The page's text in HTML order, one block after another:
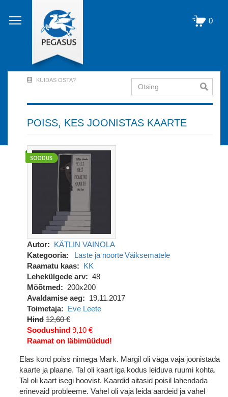
edasi
põhisisu
0
Account
Menu
out)
KUIDAS OSTA? Otsing
POISS, KES JOONISTAS KAARTE
Autor
KÄTLIN VAINOLA
Kategooria
Laste ja noorte Väiksematele
Raamatu kaas
KK
Lehekülgede arv
48
Mõõtmed
200x200
Avaldamise aeg
19.11.2017
Toimetaja
Eve Leete
Hind 12,60 €
Soodushind 9,10 €
Raamat on läbimüüdud!
Elas kord poiss nimega Mark. Margil oli väga vaja joonistada
kaarte ja plaane. Tal oli kaart iga kodus leiduva ruumi kohta.
Tal oli kaart isegi hoovist. Kaardid aitasid poisil lahendada
erinevaid probleeme. Vahel oli vaja leida aardeid ja vahel